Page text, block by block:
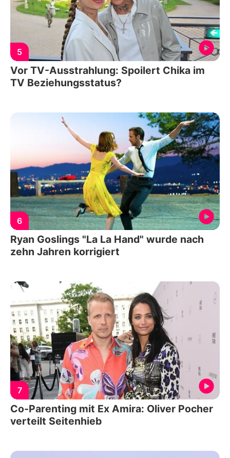
5
Vor TV-Ausstrahlung: Spoilert Chika im
TV Beziehungsstatus?
6
Ryan Goslings "La La Hand" wurde nach
zehn Jahren korrigiert
7
Co-Parenting mit Ex Amira: Oliver Pocher
verteilt Seitenhieb